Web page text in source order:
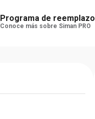
Programa de reemplazo
Conoce más sobre Siman PRO